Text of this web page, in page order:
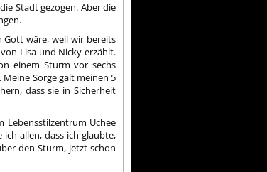
Stadt gezogen. Aber die
Gott wäre, weil wir bereits
Lisa und Nicky erzählt.
einem Sturm vor sechs
Sorge galt meinen 5
dass sie in Sicherheit
Lebensstilzentrum Uchee
allen, dass ich glaubte,
den Sturm, jetzt schon